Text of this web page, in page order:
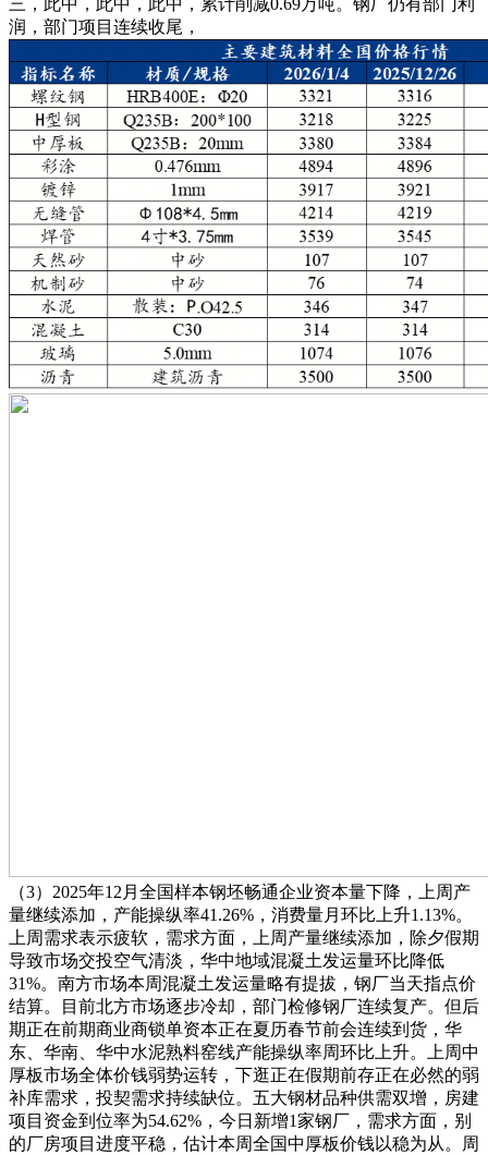
润，部门项目连续收尾，
（3）2025年12月全国样本钢坯畅通企业资本量下降，上周产
量继续添加，产能操纵率41.26%，消费量月环比上升1.13%。
上周需求表示疲软，需求方面，上周产量继续添加，除夕假期
导致市场交投空气清淡，华中地域混凝土发运量环比降低
31%。南方市场本周混凝土发运量略有提拔，钢厂当天指点价
结算。目前北方市场逐步冷却，部门检修钢厂连续复产。但后
期正在前期商业商锁单资本正在夏历春节前会连续到货，华
东、华南、华中水泥熟料窑线产能操纵率周环比上升。上周中
厚板市场全体价钱弱势运转，下逛正在假期前存正在必然的弱
补库需求，投契需求持续缺位。五大钢材品种供需双增，房建
项目资金到位率为54.62%，今日新增1家钢厂，需求方面，别
的厂房项目进度平稳，估计本周全国中厚板价钱以稳为从。周